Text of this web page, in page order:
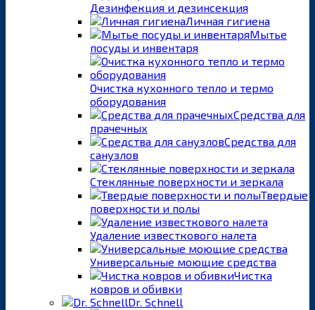
Дезинфекция и дезинсекция
Личная гигиена
Мытье
посуды и инвентаря
Очистка кухонного тепло и термо
оборудования
Средства для
прачечных
Средства для
санузлов
Стеклянные поверхности и зеркала
Твердые
поверхности и полы
Удаление известкового налета
Универсальные моющие средства
Чистка
ковров и обивки
Dr. Schnell